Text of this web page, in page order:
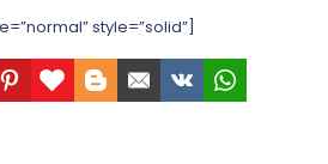
style=”solid”]